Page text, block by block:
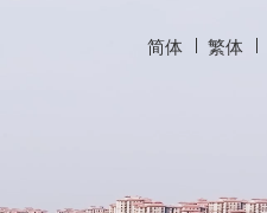
简体 繁体